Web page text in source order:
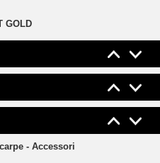
GOLD
- Accessori